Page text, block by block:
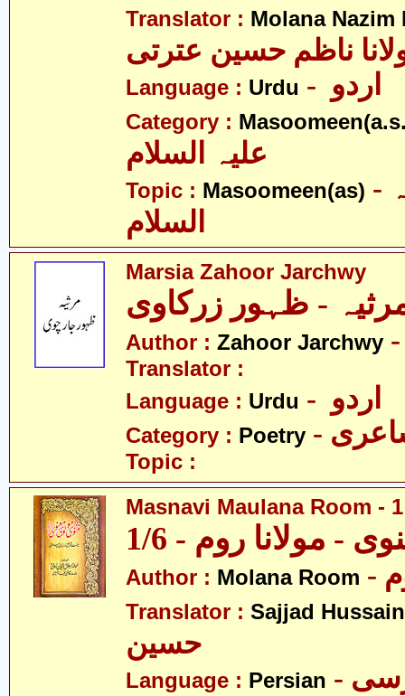
Translator : Molana Nazim
ناظم حسین عترتی
Language : Urdu
Category :
Topic : Masoomeen(as) - معصومین علیہ
السلام
Marsia Zahoor Jarchwy
Author : Zahoor Jarchwy
Translator :
Language : Urdu
Category : Poetry
Topic :
Masnavi Maulana Room -
- مولانا روم - 1/6
Author : Molana Room
Translator : Sajjad Hussain
حسین
Language : Persian